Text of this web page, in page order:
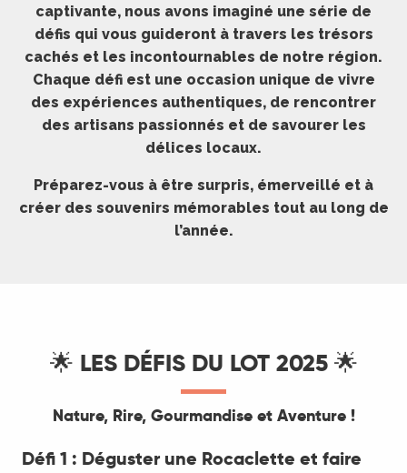
captivante, nous avons imaginé une série de
défis qui vous guideront à travers les trésors
cachés et les incontournables de notre région.
Chaque défi est une occasion unique de vivre
des expériences authentiques, de rencontrer
des artisans passionnés et de savourer les
délices locaux.
Préparez-vous à être surpris, émerveillé et à
créer des souvenirs mémorables tout au long de
l’année.
🌟 LES DÉFIS DU LOT 2025 🌟
Nature, Rire, Gourmandise et Aventure !
Défi 1 : Déguster une Rocaclette et faire